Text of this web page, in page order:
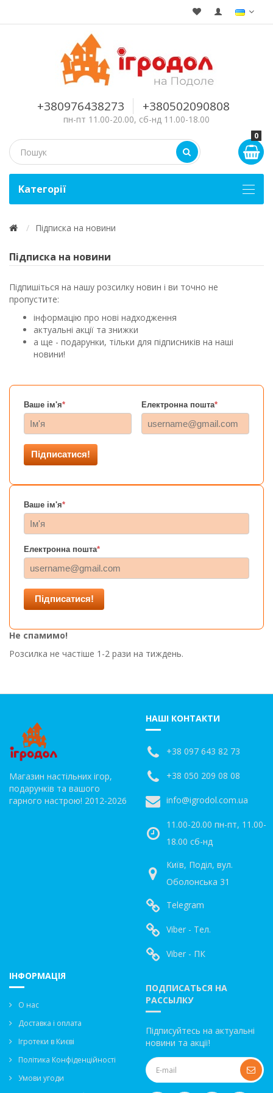
+380976438273 +380502090808
пн-пт 11.00-20.00, сб-нд 11.00-18.00
0
Kатегорії
Підписка на новини
Підписка на новини
Підпишіться на нашу розсилку новин і ви точно не
пропустите:
інформацію про нові надходження
актуальні акції та знижки
а ще - подарунки, тільки для підписників на наші
новини!
Ваше ім'я* Електронна пошта*
Підписатися!
Ваше ім'я*
Електронна пошта*
Підписатися!
Не спамимо!
Розсилка не частіше 1-2 рази на тиждень.
Магазин настільних ігор,
подарунків та вашого
гарного настрою! 2012-2026
НАШІ КОНТАКТИ
+38 097 643 82 73
+38 050 209 08 08
info@igrodol.com.ua
11.00-20.00 пн-пт, 11.00-
18.00 сб-нд
Київ, Поділ, вул.
Оболонська 31
Telegram
Viber - Тел.
Viber - ПК
ІНФОРМАЦІЯ
О нас
Доставка і оплата
Ігротеки в Києві
Політика Конфіденційності
Умови угоди
ПОДПИСАТЬСЯ НА
РАССЫЛКУ
Підписуйтесь на актуальні
новини та акції!